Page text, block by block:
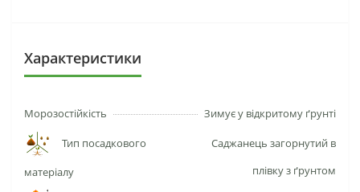
Характеристики
Морозостійкість Зимує у відкритому ґрунті
Тип посадкового
матеріалу
Саджанець загорнутий в
плівку з ґрунтом